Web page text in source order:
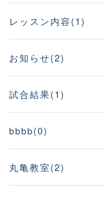
レッスン内容(1)
お知らせ(2)
試合結果(1)
bbbb(0)
丸亀教室(2)